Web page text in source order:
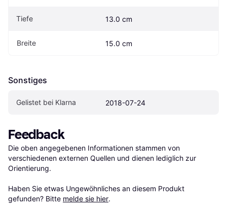
Tiefe 13.0 cm
Breite 15.0 cm
Sonstiges
Gelistet bei Klarna 2018-07-24
Feedback
Die oben angegebenen Informationen stammen von
verschiedenen externen Quellen und dienen lediglich zur
Orientierung.
Haben Sie etwas Ungewöhnliches an diesem Produkt
gefunden? Bitte melde sie hier.